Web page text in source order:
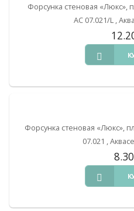
Форсунка стеновая «Люкс»,
АС 07.021/L ,
Форсунка стеновая «Люкс»,
07.021 ,